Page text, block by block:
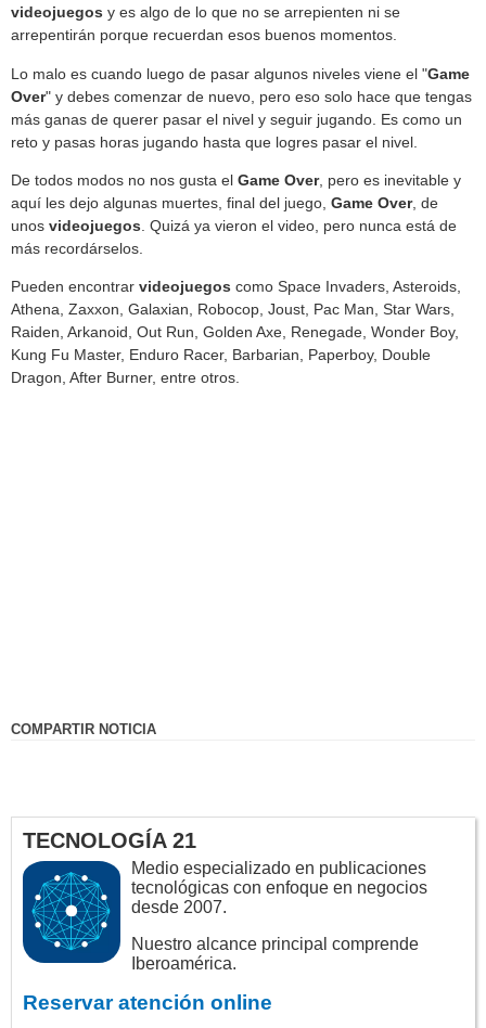
videojuegos y es algo de lo que no se arrepienten ni se
arrepentirán porque recuerdan esos buenos momentos.
Lo malo es cuando luego de pasar algunos niveles viene el "Game
Over" y debes comenzar de nuevo, pero eso solo hace que tengas
más ganas de querer pasar el nivel y seguir jugando. Es como un
reto y pasas horas jugando hasta que logres pasar el nivel.
De todos modos no nos gusta el Game Over, pero es inevitable y
aquí les dejo algunas muertes, final del juego, Game Over, de
unos videojuegos . Quizá ya vieron el video, pero nunca está de
más recordárselos.
Pueden encontrar videojuegos como Space Invaders, Asteroids,
Athena, Zaxxon, Galaxian, Robocop, Joust, Pac Man, Star Wars,
Raiden, Arkanoid, Out Run, Golden Axe, Renegade, Wonder Boy,
Kung Fu Master, Enduro Racer, Barbarian, Paperboy, Double
Dragon, After Burner, entre otros.
COMPARTIR NOTICIA
TECNOLOGÍA 21
Medio especializado en publicaciones
tecnológicas con enfoque en negocios
desde 2007.
Nuestro alcance principal comprende
Iberoamérica.
Reservar atención online